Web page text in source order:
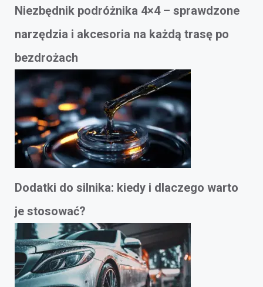
Niezbędnik podróżnika 4×4 – sprawdzone
narzędzia i akcesoria na każdą trasę po
bezdrożach
Dodatki do silnika: kiedy i dlaczego warto
je stosować?